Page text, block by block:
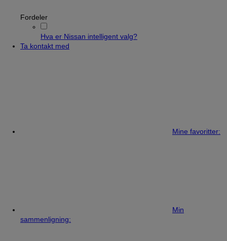
Fordeler
Hva er Nissan intelligent valg?
Ta kontakt med
Mine favoritter:
Min
sammenligning: